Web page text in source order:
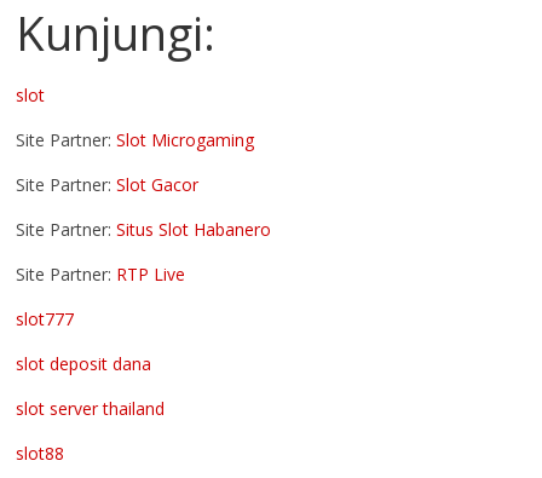
Kunjungi:
slot
Site Partner:Slot Microgaming
Site Partner:Slot Gacor
Site Partner:Situs Slot Habanero
Site Partner: RTP Live
slot777
slot deposit dana
slot server thailand
slot88